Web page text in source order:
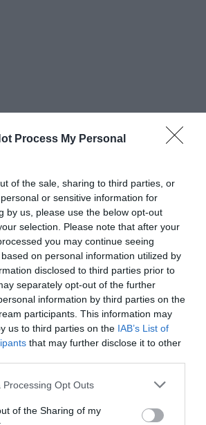
Process My Personal
of the sale, sharing to third parties, or
or sensitive information for
by us, please use the below opt-out
selection. Please note that after your
you may continue seeing
on personal information utilized by
disclosed to third parties prior to
separately opt-out of the further
information by third parties on the
participants. This information may
us to third parties on the IAB’s List of
that may further disclose it to other
website/app uses one or more Google
or usage behaviour. You may click to
Processing Opt Outs
of the Sharing of my